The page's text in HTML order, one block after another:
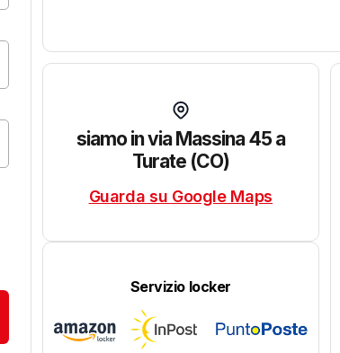
siamo in via Massina 45 a
Turate (CO)
Guarda su Google Maps
Servizio locker